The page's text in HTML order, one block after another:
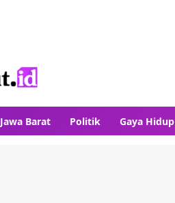
Jawa Barat Politik Gaya Hidup